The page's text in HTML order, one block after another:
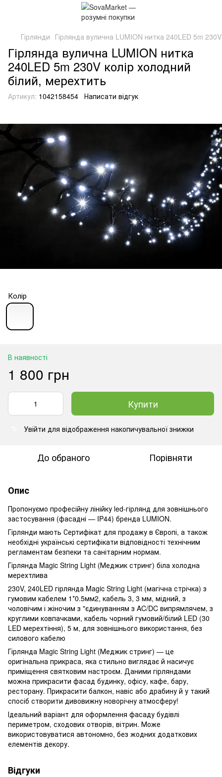
Гірлянди Гірлянда вулична LUMION нитка 240LED 5m
Гірлянда вулична LUMION нитка
240LED 5m 230V колір холодний
білий, мерехтить
Артикул: 1042158454 Написати відгук
Колір
В наявності
1 800 грн
Купити
Увійти для відображення накопичувальної знижки
До обраного Порівняти
Опис
Пропонуємо професійну лінійку led-гірлянд для зовнішнього
застосування (фасадні — IP44) бренда LUMION.
Гірлянди мають Сертифікат для продажу в Європі, а також
необхідні українські сертифікати відповідності технічним
регламентам безпеки та санітарним нормам.
Гірлянда Magic String Light (Меджик стринг) біла холодна
мерехтлива
230V, 240LED гірлянда Magic String Light (магічна стрічка) з
гумовим кабелем 1*0.5мм2, кабель 3, 3 мм, мідний, з
чоловічим і жіночим з "єдинуванням з AC/DC випрямлячем, з
круглими ковпачками, кабель чорний гумовий/білий LED (30
LED мерехтіння), 5 м, для зовнішнього використання, без
силового кабелю
Гірлянда Magic String Light (Меджик стринг) — це
оригінальна прикраса, яка стильно виглядає й насичує
приміщення святковим настроєм. Даними гірляндами
можна прикрасити фасад будинку, офісу, кафе, бару,
ресторану. Прикрасити балкон, навіс або драбину й у такий
спосіб створити дивовижну новорічну атмосферу!
Ідеальний варіант для оформлення фасаду будівлі
периметром, сходових отворів, вітрин. Може
використовуватися автономно, без жодних додаткових
елементів декору.
Відгуки